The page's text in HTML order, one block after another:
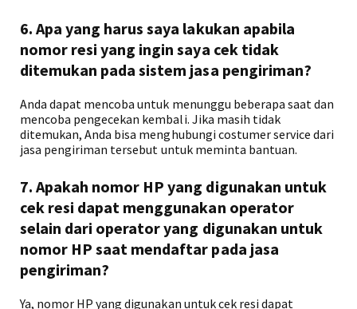
6. Apa yang harus saya lakukan apabila
nomor resi yang ingin saya cek tidak
ditemukan pada sistem jasa pengiriman?
Anda dapat mencoba untuk menunggu beberapa saat dan
mencoba pengecekan kembali. Jika masih tidak
ditemukan, Anda bisa menghubungi costumer service dari
jasa pengiriman tersebut untuk meminta bantuan.
7. Apakah nomor HP yang digunakan untuk
cek resi dapat menggunakan operator
selain dari operator yang digunakan untuk
nomor HP saat mendaftar pada jasa
pengiriman?
Ya, nomor HP yang digunakan untuk cek resi dapat